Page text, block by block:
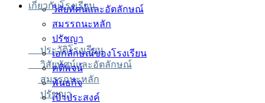
เกี่ยวกับโรงเรียน
ประวัติโรงเรียน
วิสัยทัศน์และอัตลักษณ์
สมรรถนะหลัก
ปรัชญา
วิสัยทัศน์และอัตลักษณ์
สมรรถนะหลัก
ปรัชญา
เอกลักษณ์ของโรงเรียน
คติพจน์
พันธกิจ
เป้าประสงค์